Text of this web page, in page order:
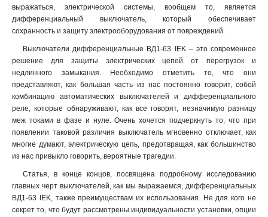
выражаться, электрической системы, вообщем то, является
дифференциальный выключатель, который обеспечивает
сохранность и защиту электрооборудования от повреждений.
Выключатели дифференциальные ВД1-63 IEK – это современное
решение для защиты электрических цепей от перегрузок и
недлинного замыкания. Необходимо отметить то, что они
представляют, как большая часть из нас постоянно говорит, собой
комбинацию автоматических выключателей и дифференциального
реле, которые обнаруживают, как все говорят, незначимую разницу
меж токами в фазе и нуле. Очень хочется подчеркнуть то, что при
появлении таковой различия выключатель мгновенно отключает, как
многие думают, электрическую цепь, предотвращая, как большинство
из нас привыкло говорить, вероятные трагедии.
Статья, в конце концов, посвящена подробному исследованию
главных черт выключателей, как мы выражаемся, дифференциальных
ВД1-63 IEK, также преимуществам их использования. Не для кого не
секрет то, что будут рассмотрены индивидуальности установки, опции